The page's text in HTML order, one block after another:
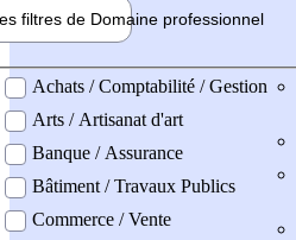
filtres de Domaine professionnel
professionel
Achats / Comptabilité / Gestion
Arts / Artisanat d'art
Banque / Assurance
Bâtiment / Travaux Publics
Commerce / Vente